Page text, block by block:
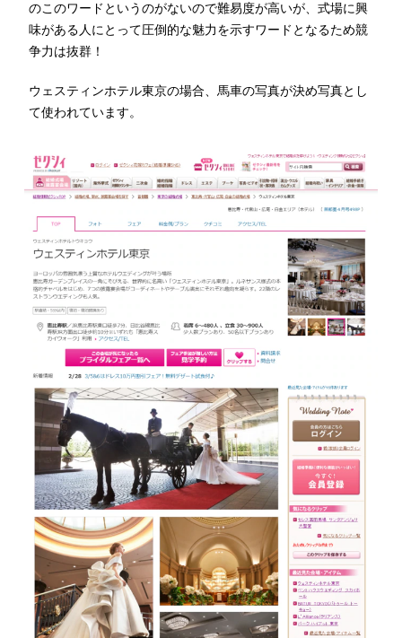
のこのワードというのがないので難易度が高いが、式場に興
味がある人にとって圧倒的な魅力を示すワードとなるため競
争力は抜群！
ウェスティンホテル東京の場合、馬車の写真が決め写真とし
て使われています。